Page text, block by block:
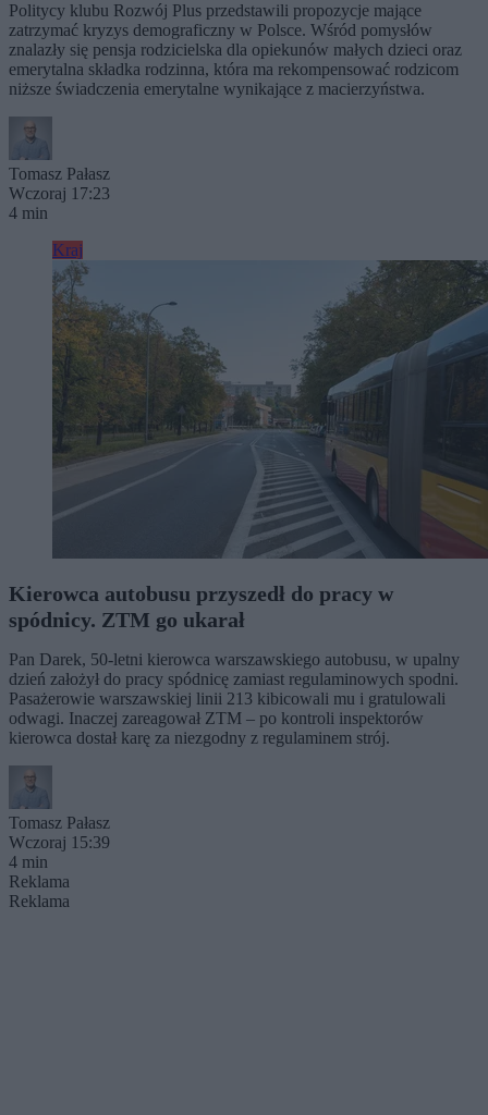
Politycy klubu Rozwój Plus przedstawili propozycje mające
zatrzymać kryzys demograficzny w Polsce. Wśród pomysłów
znalazły się pensja rodzicielska dla opiekunów małych dzieci oraz
emerytalna składka rodzinna, która ma rekompensować rodzicom
niższe świadczenia emerytalne wynikające z macierzyństwa.
Tomasz Pałasz
Wczoraj 17:23
4 min
Kraj
Kierowca autobusu przyszedł do pracy w
spódnicy. ZTM go ukarał
Pan Darek, 50-letni kierowca warszawskiego autobusu, w upalny
dzień założył do pracy spódnicę zamiast regulaminowych spodni.
Pasażerowie warszawskiej linii 213 kibicowali mu i gratulowali
odwagi. Inaczej zareagował ZTM – po kontroli inspektorów
kierowca dostał karę za niezgodny z regulaminem strój.
Tomasz Pałasz
Wczoraj 15:39
4 min
Reklama
Reklama